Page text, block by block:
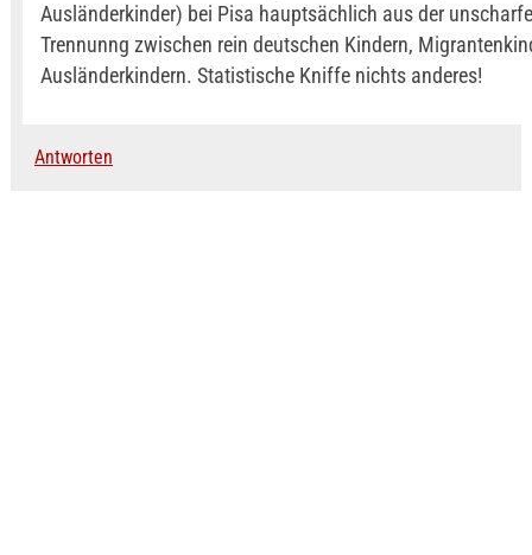
Ausländerkinder) bei Pisa hauptsächlich aus der
Trennunng zwischen rein deutschen Kindern,
Ausländerkindern. Statistische Kniffe nichts anderes!
Antworten